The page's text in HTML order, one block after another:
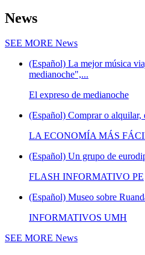
News
SEE MORE News
(Español) La mejor música
medianoche",...
El expreso de medianoche
(Español) Comprar o
LA ECONOMÍA MÁS
(Español) Un grupo de
FLASH INFORMATIVO PE
(Español) Museo sobre
INFORMATIVOS UMH
SEE MORE News